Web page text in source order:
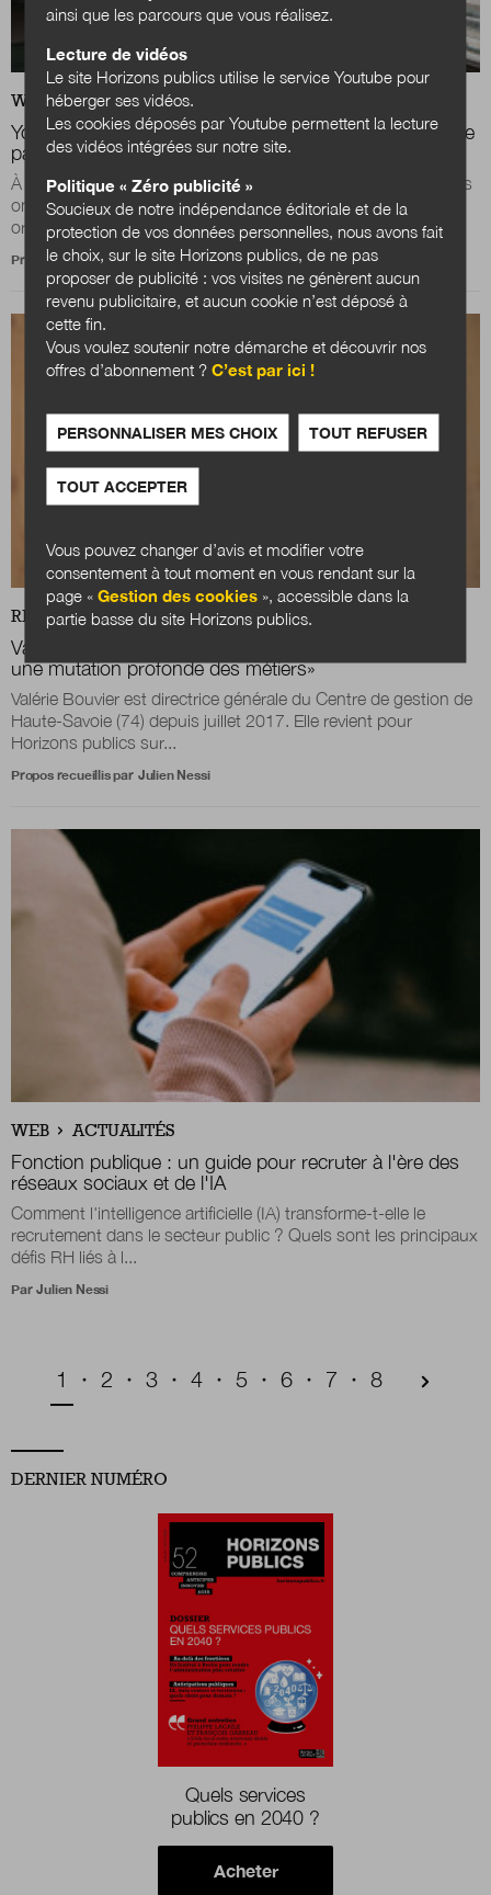
WEB ACTUALITÉS
Yohann Nédélec : « L’innovation publique ne se décrète
pas, elle se vit »
À Nancy, les 1er et 2 octobre derniers, plus de 300 personnes
ont participé aux premières Assises de l’innovation publique
organisées par le Centre...
Propos recueillis par Julien Nessi
REVUE L'ACTUALITÉ VUE PAR...
Valérie Bouvier : «Les collectivités sont confrontées à
une mutation profonde des métiers»
Valérie Bouvier est directrice générale du Centre de gestion de
Haute-Savoie (74) depuis juillet 2017. Elle revient pour
Horizons publics sur...
Propos recueillis par Julien Nessi
WEB ACTUALITÉS
Fonction publique : un guide pour recruter à l'ère des
réseaux sociaux et de l'IA
Comment l'intelligence artificielle (IA) transforme-t-elle le
recrutement dans le secteur public ? Quels sont les principaux
défis RH liés à l...
Par Julien Nessi
Pagination
Page courante
1 Page
2 Page
3 Page
4 Page
5 Page
6 Page
7 Page
8
DERNIER NUMÉRO
Quels services
publics en 2040 ?
Acheter
ainsi que les parcours que vous réalisez.
Lecture de vidéos
Le site Horizons publics utilise le service Youtube pour
héberger ses vidéos.
Les cookies déposés par Youtube permettent la lecture
des vidéos intégrées sur notre site.
Politique « Zéro publicité »
Soucieux de notre indépendance éditoriale et de la
protection de vos données personnelles, nous avons fait
le choix, sur le site Horizons publics, de ne pas
proposer de publicité : vos visites ne génèrent aucun
revenu publicitaire, et aucun cookie n’est déposé à
cette fin.
Vous voulez soutenir notre démarche et découvrir nos
offres d’abonnement ?C’est par ici !
PERSONNALISER MES CHOIX TOUT REFUSER
TOUT ACCEPTER
Vous pouvez changer d’avis et modifier votre
consentement à tout moment en vous rendant sur la
page «Gestion des cookies », accessible dans la
partie basse du site Horizons publics.